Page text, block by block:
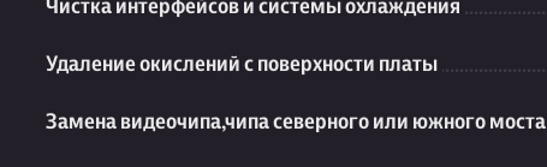
Чистка интерфейсов и системы охлаждения
Удаление окислений с поверхности платы
Замена видеочипа,чипа северного или южного моста